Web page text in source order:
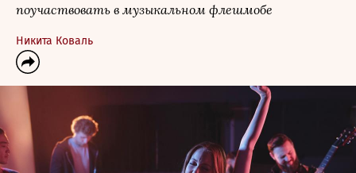
поучаствовать в музыкальном флешмобе
Никита Коваль